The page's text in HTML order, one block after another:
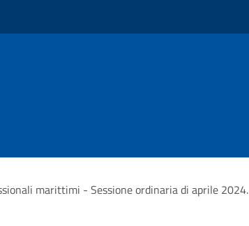
marittimi - Sessione ordinaria di aprile 2024.